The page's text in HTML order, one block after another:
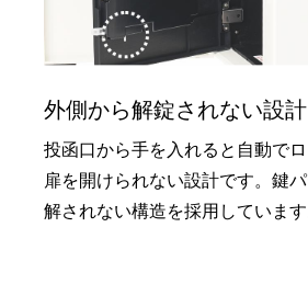
外側から解錠されない設計
投函口から手を入れると自動で
扉を開けられない設計です。鍵
解されない構造を採用しています